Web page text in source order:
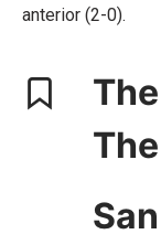
anterior (2-0).